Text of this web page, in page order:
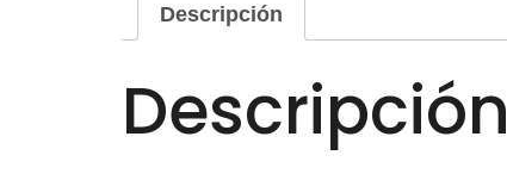
Descripción
Descripción